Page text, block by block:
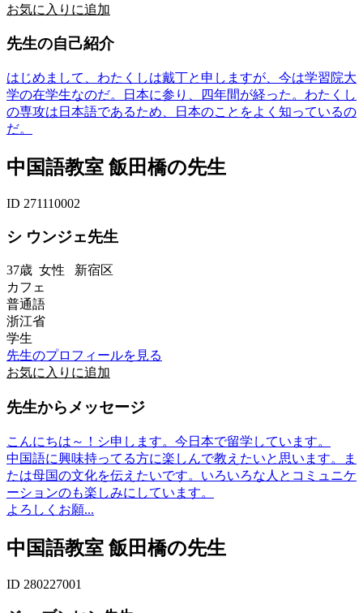
お気に入りに追加
先生の自己紹介
はじめまして、わたくしは戴丁と申しますが、今は学習院大
学の在学生なのだ。日本に参り、四年間が経った。わたくし
の専攻は日本語であるため、日本のことをよく知っているの
だ。
中国語教室 飯田橋の先生
ID 271110002
シ ウンジェ先生
37歳 女性 新宿区
カフェ
普通語
浙江省
学生
先生のプロフィールを見る
お気に入りに追加
先生からメッセージ
こんにちは～！シ申します。今日本で留学しています。
中国語に興味持ってる方に楽しんで教えたいと思います。ま
たは母国の文化を伝えたいです。いろいろな人とコミュニケ
ーションのも楽しみにしています。
よろしくお願...
中国語教室 飯田橋の先生
ID 280227001